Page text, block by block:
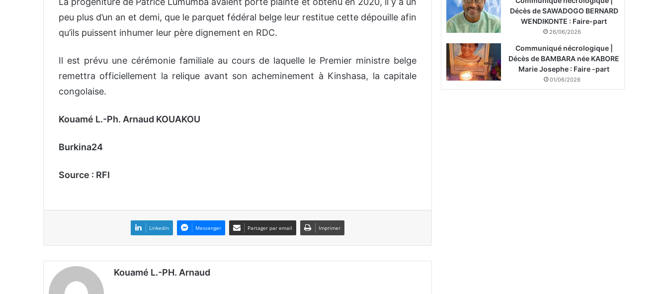
peu plus d’un an et demi, que le parquet fédéral belge leur restitue cette dépouille afin
qu’ils puissent inhumer leur père dignement en RDC.
Il est prévu une cérémonie familiale au cours de laquelle le Premier ministre belge
remettra officiellement la relique avant son acheminement à Kinshasa, la capitale
congolaise.
Kouamé L.-Ph. Arnaud KOUAKOU
Burkina24
Source : RFI
Linkedin Messenger Partager par email Imprimer
Kouamé L.-PH. Arnaud
Décès de SAWADOGO BERNARD
WENDIKONTE : Faire-part
26/06/2026
Communiqué nécrologique |
Décès de BAMBARA née KABORE
Marie Josephe : Faire -part
01/06/2026